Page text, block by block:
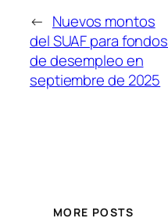
← Nuevos montos
del SUAF para fondos
de desempleo en
septiembre de 2025
MORE POSTS